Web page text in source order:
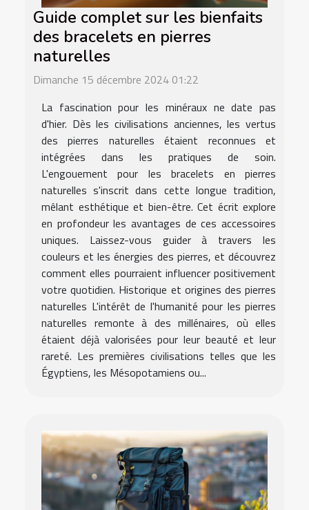
Guide complet sur les bienfaits
des bracelets en pierres
naturelles
Dimanche 15 décembre 2024 01:22
La fascination pour les minéraux ne date pas
d'hier. Dès les civilisations anciennes, les vertus
des pierres naturelles étaient reconnues et
intégrées dans les pratiques de soin.
L'engouement pour les bracelets en pierres
naturelles s'inscrit dans cette longue tradition,
mêlant esthétique et bien-être. Cet écrit explore
en profondeur les avantages de ces accessoires
uniques. Laissez-vous guider à travers les
couleurs et les énergies des pierres, et découvrez
comment elles pourraient influencer positivement
votre quotidien. Historique et origines des pierres
naturelles L'intérêt de l'humanité pour les pierres
naturelles remonte à des millénaires, où elles
étaient déjà valorisées pour leur beauté et leur
rareté. Les premières civilisations telles que les
Égyptiens, les Mésopotamiens ou...